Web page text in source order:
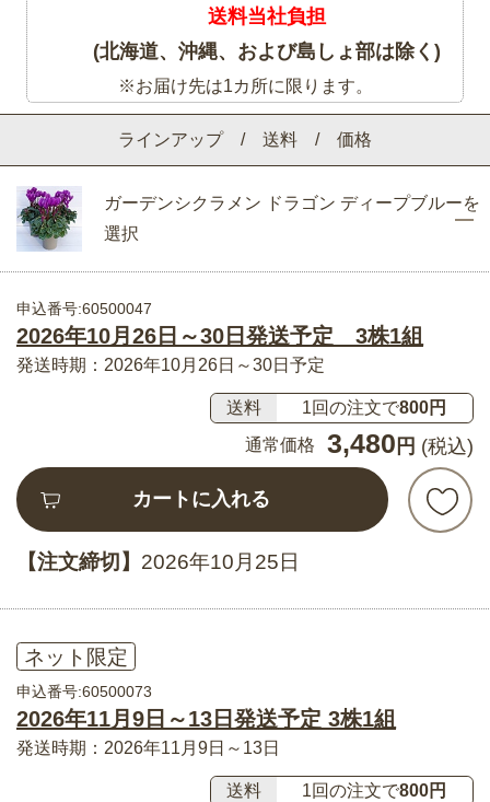
ラインアップ / 送料 / 価格
ガーデンシクラメン ドラゴン ディープブルーを
選択
申込番号:60500047
2026年10月26日～30日発送予定 3株1組
発送時期：2026年10月26日～30日予定
送料 1回の注文で800円
通常価格
3,480 円 (税込)
カートに入れる
【注文締切】 2026年10月25日
ネット限定
申込番号:60500073
2026年11月9日～13日発送予定 3株1組
発送時期：2026年11月9日～13日
送料 1回の注文で800円
送料当社負担
(北海道、沖縄、および島しょ部は除く)
※お届け先は1カ所に限ります。